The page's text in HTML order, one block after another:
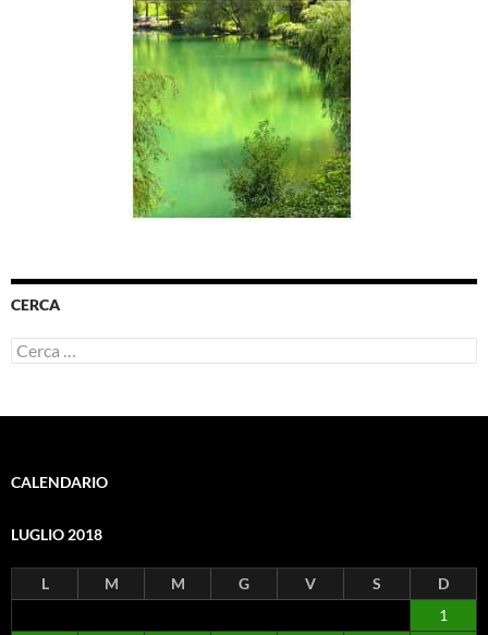
CERCA
Ricerca
per:
CALENDARIO
LUGLIO 2018
L M M G V S
D
1